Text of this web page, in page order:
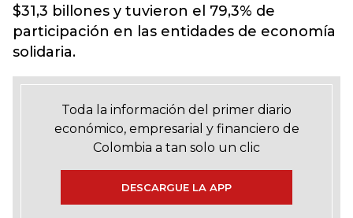
$31,3 billones y tuvieron el 79,3% de
participación en las entidades de economía
solidaria.
Toda la información del primer diario
económico, empresarial y financiero de
Colombia a tan solo un clic
DESCARGUE LA APP